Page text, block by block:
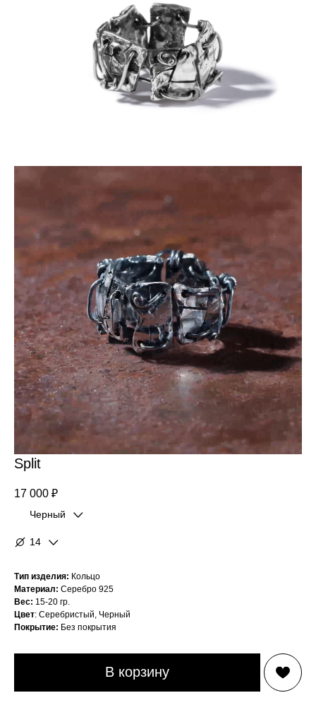
Split
17 000 ₽
Черный
Черный
Серебристый
14
14
14,5
15
Тип изделия: Кольцо
Материал: Серебро 925
Вес: 15-20 гр.
Цвет: Серебристый, Черный
Покрытие: Без покрытия
В корзину